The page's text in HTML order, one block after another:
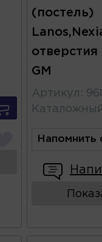
(постель)
GM
Артикул :
Напомнить